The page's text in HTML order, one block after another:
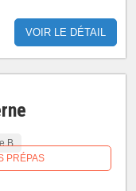
VOIR LE DÉTAIL
B
PRÉPAS